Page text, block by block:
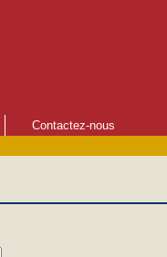
Contactez-nous